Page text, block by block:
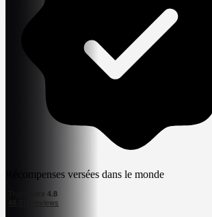
Récompenses versées dans le monde